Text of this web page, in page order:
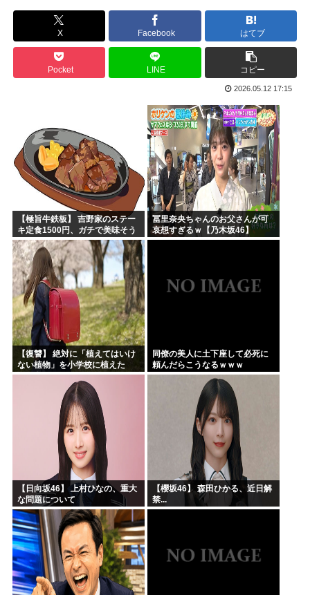
ホロライブのVtuber、劇場版メイドインアビスの主題歌...
海外「日本なんて行くんじゃなかった…」 日本を知ってしま...
高市早苗政権「円安ホクホクゥ！財政健全化は目指さない！で...
クウラ「…着床したな」 悟空「 」
韓国人「悲報：サッカー協会の審判への性接待が事実の場合、...
「おっさんの自堕落な生活を美少女にやらせるアニメ」、増え...
韓国、サッカーW杯予選で審判を性接待して買収していたこと...
X Facebook はてブ
Pocket LINE コピー
2026.05.12 17:15
【極旨牛鉄板】 吉野家のステー
キ定食1500円、ガチで美味そう
ｗｗｗ
冨里奈央ちゃんのお父さんが可
哀想すぎるｗ【乃木坂46】
【復讐】 絶対に「植えてはいけ
ない植物」を小学校に植えた
→20年経って見に行くと…
「！？」衝撃の光景が・・・
同僚の美人に土下座して必死に
頼んだらこうなるｗｗｗ
【日向坂46】 上村ひなの、重大
な問題について
【櫻坂46】 森田ひかる、近日解
禁...